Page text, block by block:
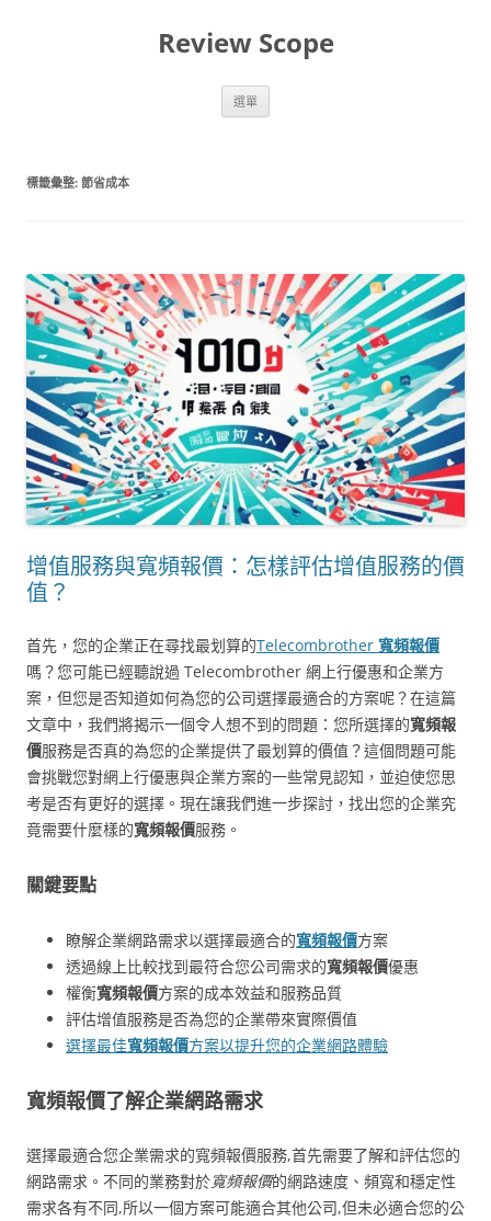
Review Scope
選單
標籤彙整: 節省成本
增值服務與寬頻報價：怎樣評估增值服務的價
值？
首先，您的企業正在尋找最划算的Telecombrother 寬頻報價
嗎？您可能已經聽說過 Telecombrother 網上行優惠和企業方
案，但您是否知道如何為您的公司選擇最適合的方案呢？在這篇
文章中，我們將揭示一個令人想不到的問題：您所選擇的寬頻報
價服務是否真的為您的企業提供了最划算的價值？這個問題可能
會挑戰您對網上行優惠與企業方案的一些常見認知，並迫使您思
考是否有更好的選擇。現在讓我們進一步探討，找出您的企業究
竟需要什麼樣的寬頻報價服務。
關鍵要點
瞭解企業網路需求以選擇最適合的寬頻報價方案
透過線上比較找到最符合您公司需求的寬頻報價優惠
權衡寬頻報價方案的成本效益和服務品質
評估增值服務是否為您的企業帶來實際價值
選擇最佳寬頻報價方案以提升您的企業網路體驗
寬頻報價了解企業網路需求
選擇最適合您企業需求的寬頻報價服務,首先需要了解和評估您的
網路需求。不同的業務對於寬頻報價的網路速度、頻寬和穩定性
需求各有不同,所以一個方案可能適合其他公司,但未必適合您的公